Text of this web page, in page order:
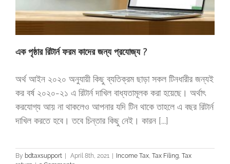
এক পৃষ্ঠার রিটার্ন ফরম কাদের জন্য প্রযোজ্য ?
অর্থ আইন ২০২০ অনুযায়ী কিছু ব্যতিক্রম ছাড়া সকল টিনধারীর জন্যই
কর বর্ষ ২০২০-২১ এ রিটার্ন দাখিল বাধ্যতামূলক করা হয়েছে। অর্থাৎ
করযোগ্য আয় না থাকলেও আপনার যদি টিন থাকে তাহলে এ বছর রিটার্ন
দাখিল করতে হবে। তবে চিন্তার কিছু নেই। কারন [...]
By bdtaxsupport April 8th, 2021 Income Tax, Tax Filing, Tax